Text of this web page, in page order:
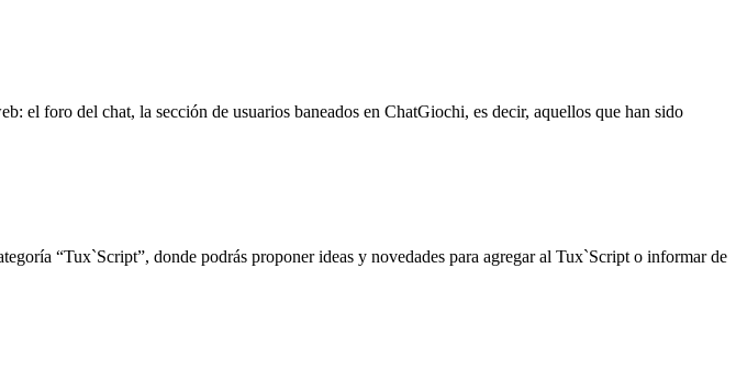
el foro del chat, la sección de usuarios baneados en ChatGiochi, es decir, aquellos que han sido
“Tux`Script”, donde podrás proponer ideas y novedades para agregar al Tux`Script o informar de